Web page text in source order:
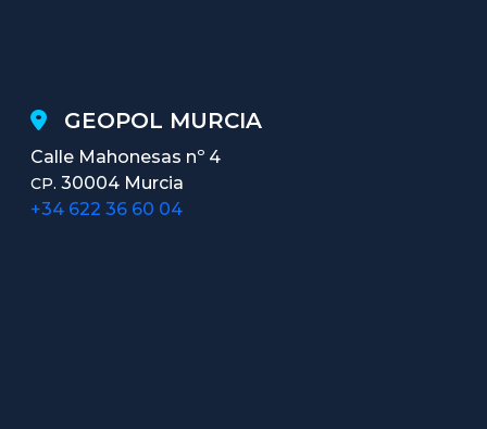
GEOPOL MURCIA
Calle Mahonesas nº 4
CP. 30004 Murcia
+34 622 36 60 04